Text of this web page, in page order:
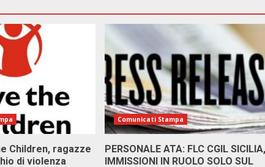
Children, ragazze
di violenza
Comunicati Stampa
PERSONALE ATA: FLC CGIL SICILIA,
IMMISSIONI IN RUOLO SOLO SUL